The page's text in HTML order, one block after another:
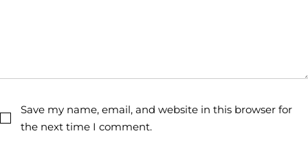
Save my name, email, and website in this browser for
the next time I comment.